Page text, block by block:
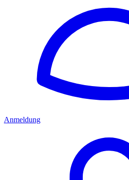
Anmeldung